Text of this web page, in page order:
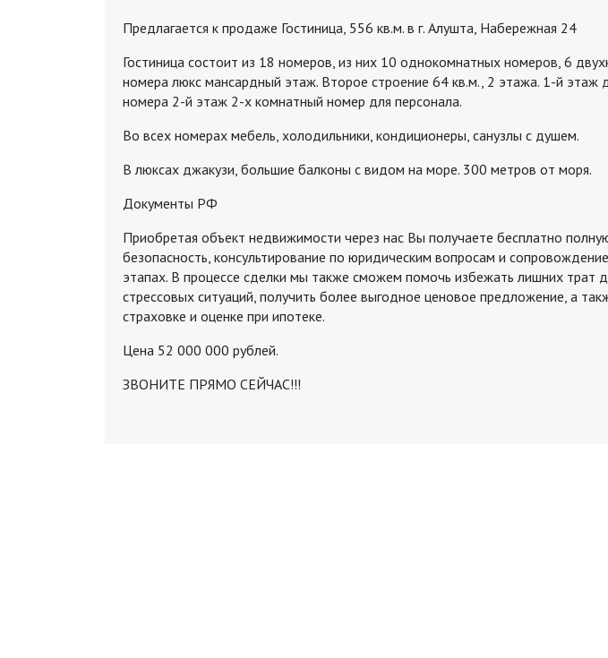
Предлагается к продаже Гостиница, 556 кв.м. в г. Алушта, Набережная 24
Гостиница состоит из 18 номеров, из них 10 однокомнатных номеров, 6
номера люкс мансардный этаж. Второе строение 64 кв.м., 2 этажа. 1-й этаж
номера 2-й этаж 2-х комнатный номер для персонала.
Во всех номерах мебель, холодильники, кондиционеры, санузлы с душем.
В люксах джакузи, большие балконы с видом на море. 300 метров от моря.
Документы РФ
Приобретая объект недвижимости через нас Вы получаете бесплатно
безопасность, консультирование по юридическим вопросам и
этапах. В процессе сделки мы также сможем помочь избежать лишних трат
стрессовых ситуаций, получить более выгодное ценовое предложение, а
страховке и оценке при ипотеке.
Цена 52 000 000 рублей.
ЗВОНИТЕ ПРЯМО СЕЙЧАС!!!